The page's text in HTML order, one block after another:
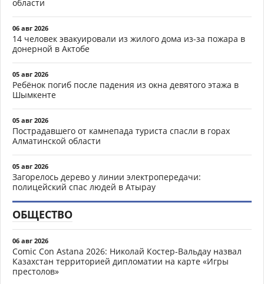
области
06 авг 2026
14 человек эвакуировали из жилого дома из-за пожара в
донерной в Актобе
05 авг 2026
Ребёнок погиб после падения из окна девятого этажа в
Шымкенте
05 авг 2026
Пострадавшего от камнепада туриста спасли в горах
Алматинской области
05 авг 2026
Загорелось дерево у линии электропередачи:
полицейский спас людей в Атырау
ОБЩЕСТВО
06 авг 2026
Comic Con Astana 2026: Николай Костер-Вальдау назвал
Казахстан территорией дипломатии на карте «Игры
престолов»